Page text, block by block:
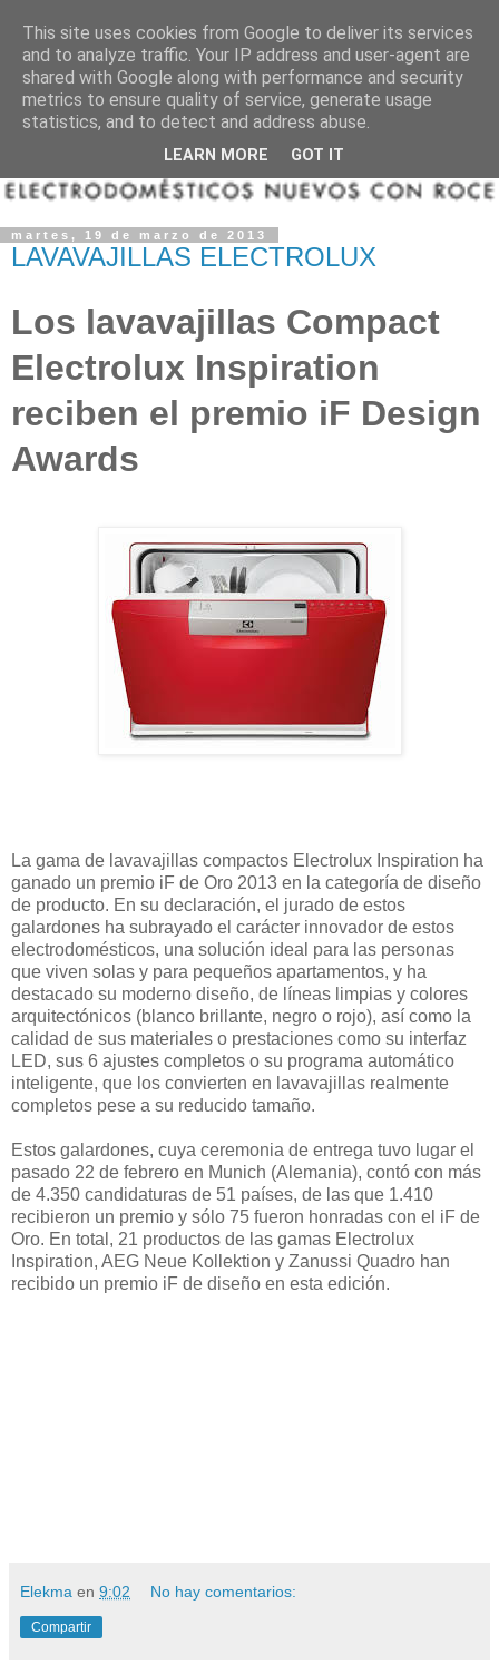
martes, 19 de marzo de 2013
LAVAVAJILLAS ELECTROLUX
Los lavavajillas Compact
Electrolux Inspiration
reciben el premio iF Design
Awards
La gama de lavavajillas compactos Electrolux Inspiration ha
ganado un premio iF de Oro 2013 en la categoría de diseño
de producto. En su declaración, el jurado de estos
galardones ha subrayado el carácter innovador de estos
electrodomésticos, una solución ideal para las personas
que viven solas y para pequeños apartamentos, y ha
destacado su moderno diseño, de líneas limpias y colores
arquitectónicos (blanco brillante, negro o rojo), así como la
calidad de sus materiales o prestaciones como su interfaz
LED, sus 6 ajustes completos o su programa automático
inteligente, que los convierten en lavavajillas realmente
completos pese a su reducido tamaño.
Estos galardones, cuya ceremonia de entrega tuvo lugar el
pasado 22 de febrero en Munich (Alemania), contó con más
de 4.350 candidaturas de 51 países, de las que 1.410
recibieron un premio y sólo 75 fueron honradas con el iF de
Oro. En total, 21 productos de las gamas Electrolux
Inspiration, AEG Neue Kollektion y Zanussi Quadro han
recibido un premio iF de diseño en esta edición.
Elekma en 9:02 No hay comentarios:
Compartir
This site uses cookies from Google to deliver its services
and to analyze traffic. Your IP address and user-agent are
shared with Google along with performance and security
metrics to ensure quality of service, generate usage
statistics, and to detect and address abuse.
LEARN MORE GOT IT